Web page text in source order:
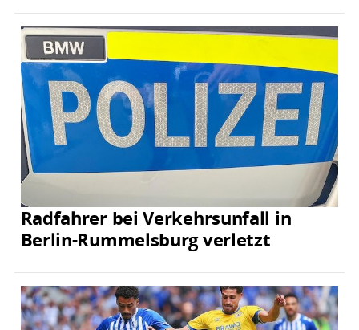
Radfahrer bei Verkehrsunfall in
Berlin-Rummelsburg verletzt